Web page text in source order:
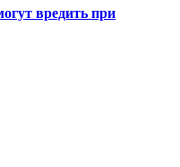
вредить при